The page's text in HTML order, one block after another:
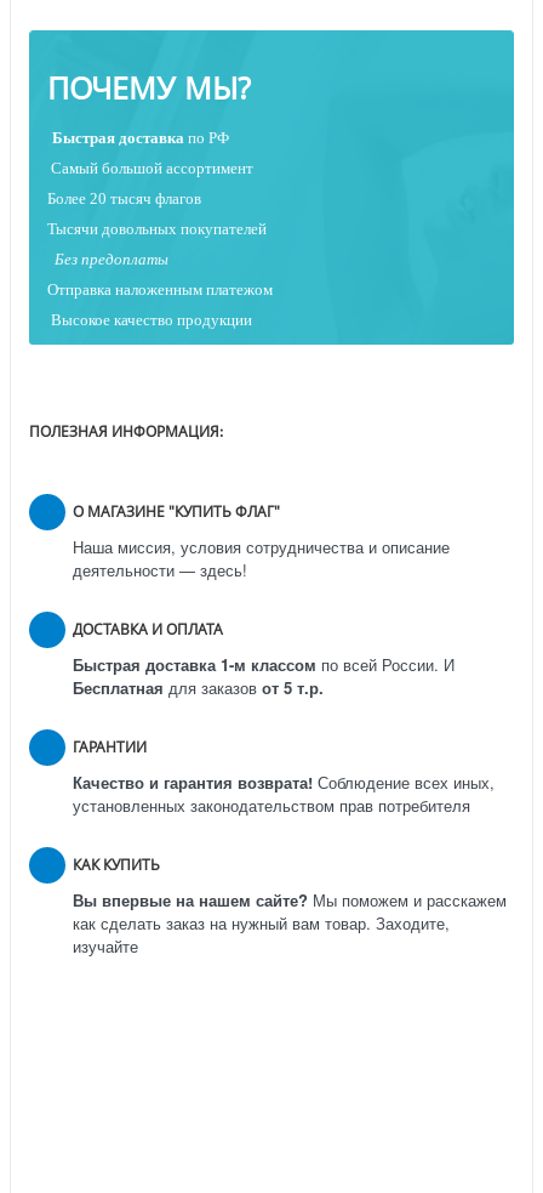
ПОЧЕМУ МЫ?
Быстрая доставка по РФ
Самый большой ассортимент
Более 20 тысяч флагов
Тысячи довольных покупателей
Без предоплаты
Отправка наложенным платежом
Высокое качество продукции
ПОЛЕЗНАЯ ИНФОРМАЦИЯ:
О МАГАЗИНЕ "КУПИТЬ ФЛАГ"
Наша миссия, условия сотрудничества и описание
деятельности — здесь!
ДОСТАВКА И ОПЛАТА
Быстрая доставка 1-м классом по всей России. И
Бесплатная для заказов от 5 т.р.
ГАРАНТИИ
Качество и гарантия возврата! Соблюдение всех иных,
установленных законодательством прав потребителя
КАК КУПИТЬ
Вы впервые на нашем сайте? Мы поможем и расскажем
как сделать заказ на нужный вам товар. Заходите,
изучайте